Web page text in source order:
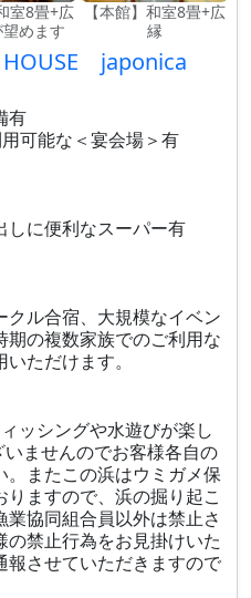
室8畳+広
めます
【本館】和室8畳+広
縁
japonica
有
可能な＜宴会場＞有
に便利なスーパー有
ル合宿、大規模なイベン
期の複数家族でのご利用な
ただけます。
ッシングや水遊びが楽し
ませんのでお客様各自の
。またこの浜はウミガメ保
ますので、浜の掘り起こ
協同組合員以外は禁止さ
禁止行為をお見掛けいた
報させていただきますので